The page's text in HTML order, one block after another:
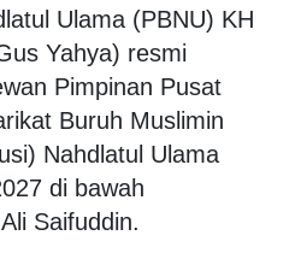
Ulama (PBNU) KH
Yahya) resmi
Pimpinan Pusat
Buruh Muslimin
Nahdlatul Ulama
di bawah
Saifuddin.